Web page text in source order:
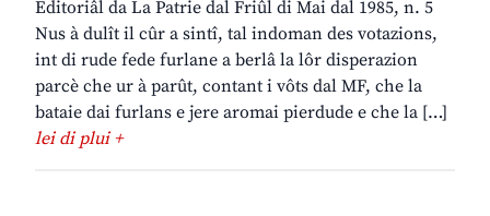
Editoriâl da La Patrie dal Friûl di Mai dal 1985, n. 5
Nus à dulît il cûr a sintî, tal indoman des votazions,
int di rude fede furlane a berlâ la lôr disperazion
parcè che ur à parût, contant i vôts dal MF, che la
bataie dai furlans e jere aromai pierdude e che la […]
lei di plui +